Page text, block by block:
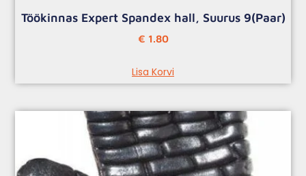
Töökinnas Expert Spandex hall, Suurus 9(Paar)
€ 1.80
Lisa Korvi